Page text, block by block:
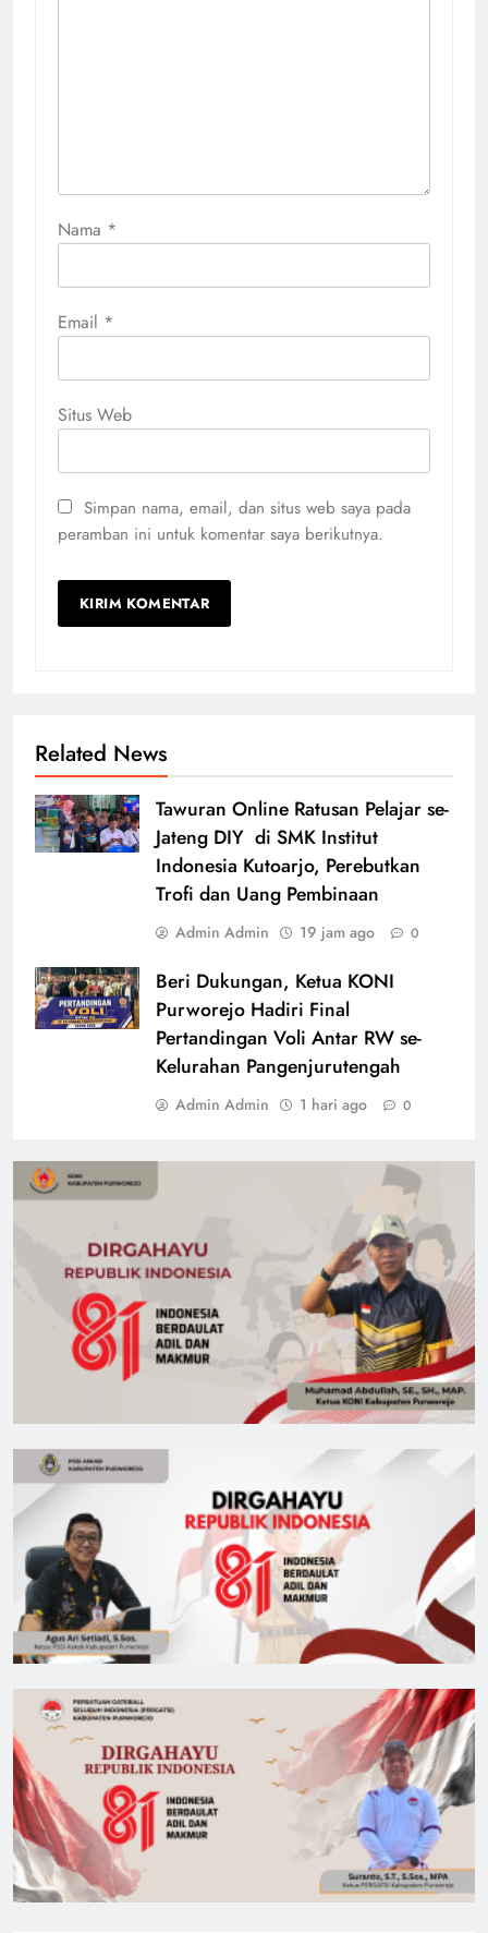
Nama *
Email *
Situs Web
Simpan nama, email, dan situs web saya pada
peramban ini untuk komentar saya berikutnya.
Related News
Tawuran Online Ratusan Pelajar se-
Jateng DIY di SMK Institut
Indonesia Kutoarjo, Perebutkan
Trofi dan Uang Pembinaan
Admin Admin 19 jam ago 0
Beri Dukungan, Ketua KONI
Purworejo Hadiri Final
Pertandingan Voli Antar RW se-
Kelurahan Pangenjurutengah
Admin Admin 1 hari ago 0